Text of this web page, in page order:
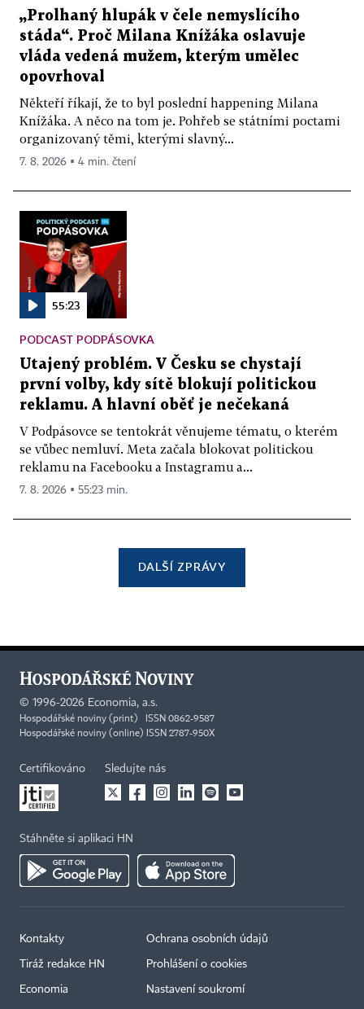
„Prolhaný hlupák v čele nemyslícího
stáda“. Proč Milana Knížáka oslavuje
vláda vedená mužem, kterým umělec
opovrhoval
Někteří říkají, že to byl poslední happening Milana
Knížáka. A něco na tom je. Pohřeb se státními poctami
organizovaný těmi, kterými slavný...
7. 8. 2026 ▪ 4 min. čtení
55:23
PODCAST PODPÁSOVKA
Utajený problém. V Česku se chystají
první volby, kdy sítě blokují politickou
reklamu. A hlavní oběť je nečekaná
V Podpásovce se tentokrát věnujeme tématu, o kterém
se vůbec nemluví. Meta začala blokovat politickou
reklamu na Facebooku a Instagramu a...
7. 8. 2026 ▪ 55:23 min.
DALŠÍ ZPRÁVY
© 1996-2026 Economia, a.s.
Hospodářské noviny (print) ISSN 0862-9587
Hospodářské noviny (online) ISSN 2787-950X
Certifikováno Sledujte nás
Stáhněte si aplikaci HN
Kontakty
Tiráž redakce HN
Economia
Ochrana osobních údajů
Prohlášení o cookies
Nastavení soukromí